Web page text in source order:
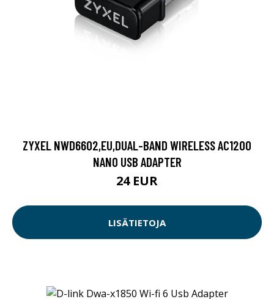
ZYXEL NWD6602,EU,DUAL-BAND WIRELESS AC1200
NANO USB ADAPTER
24 EUR
LISÄTIETOJA